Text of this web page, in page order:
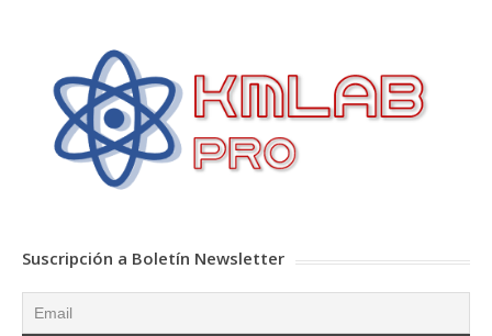
Suscripción a Boletín Newsletter